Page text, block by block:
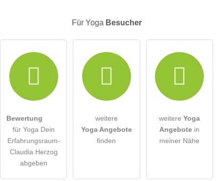
Hiermit akzeptiere ich die .
Die Datenschutzerklärunghabe ich zur Kenntnis genommen.
Hinweis: Bitte beachten Sie, öffentliche Fragen sindfür alle
Besucher sichtbar
Klicken Sie hier um eine
Für Yoga Besucher
Bewertung
für Yoga Dein
Erfahrungsraum-
Claudia Herzog
abgeben
weitere
Yoga Angebote
finden
weitereYoga
Angebote in
meiner Nähe